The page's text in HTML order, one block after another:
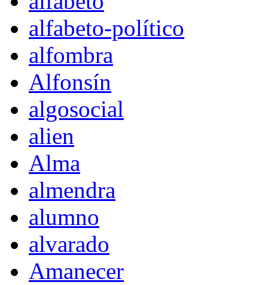
alfabeto-político
alfombra
Alfonsín
algosocial
alien
Alma
almendra
alumno
alvarado
Amanecer